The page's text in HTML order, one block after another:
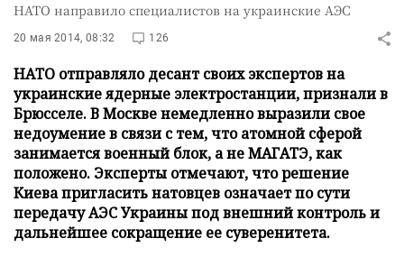
НАТО направило специалистов на украинские АЭС
20 мая 2014, 08:32 126
НАТО отправляло десант своих экспертов на
украинские ядерные электростанции, признали в
Брюсселе. В Москве немедленно выразили свое
недоумение в связи с тем, что атомной сферой
занимается военный блок, а не МАГАТЭ, как
положено. Эксперты отмечают, что решение
Киева пригласить натовцев означает по сути
передачу АЭС Украины под внешний контроль и
дальнейшее сокращение ее суверенитета.